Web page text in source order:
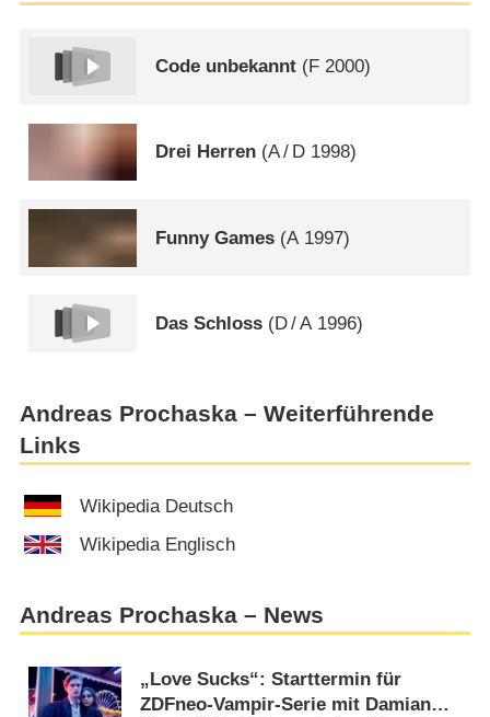
Code unbekannt (F 2000)
Drei Herren (A/ D 1998)
Funny Games (A 1997)
Das Schloss (D/A1996)
Andreas Prochaska – Weiterführende
Links
Wikipedia Deutsch
Wikipedia Englisch
Andreas Prochaska – News
„Love Sucks“: Starttermin für
ZDFneo-Vampir-Serie mit Damian